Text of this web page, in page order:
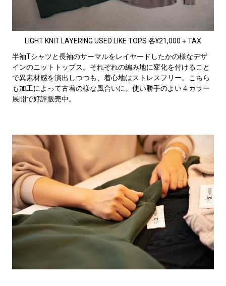
LIGHT KNIT LAYERING USED LIKE TOPS 各¥21,000＋TAX
半袖Tシャツと長袖のサーマルをレイヤードしたかの様なデザ
インのニットトップス。それぞれの編み地に変化を付けること
で異素材感を演出しつつも、着心地はストレスフリー。こちら
も加工によって古着の様な風合いに。使い勝手のよい４カラー
展開で好評販売中。